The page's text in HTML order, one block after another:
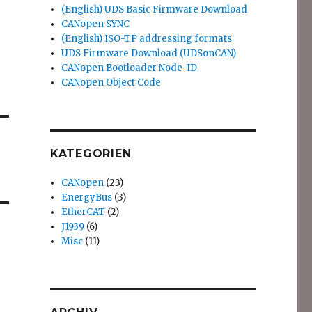
(English) UDS Basic Firmware Download
CANopen SYNC
(English) ISO-TP addressing formats
UDS Firmware Download (UDSonCAN)
CANopen Bootloader Node-ID
CANopen Object Code
KATEGORIEN
CANopen (23)
EnergyBus (3)
EtherCAT (2)
J1939 (6)
Misc (11)